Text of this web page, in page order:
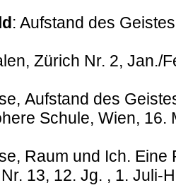
: Aufstand des
Zürich Nr. 2, Jan./
Aufstand des
Schule, Wien, 16.
Raum und Ich.
13, 12. Jg. , 1. Juli-